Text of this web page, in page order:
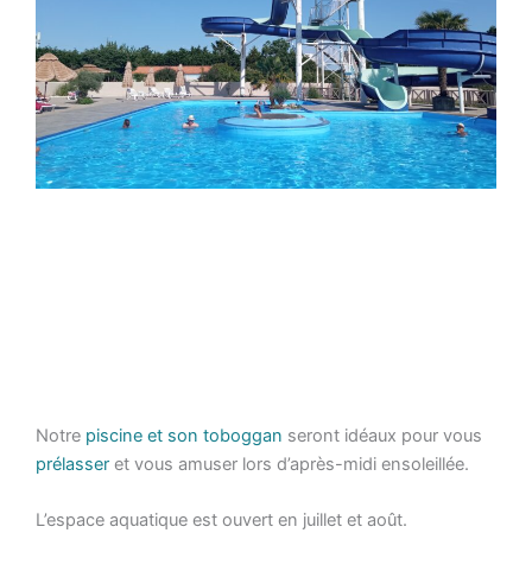
Notre piscine et son toboggan seront idéaux pour vous
prélasser et vous amuser lors d’après-midi ensoleillée.
L’espace aquatique est ouvert en juillet et août.